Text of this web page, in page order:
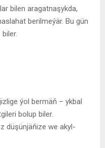
bilen aragatnaşykda,
berilmeýär. Bu gün
ýol bermäň – ykbal
bolup biler.
düşünjäňize we akyl-